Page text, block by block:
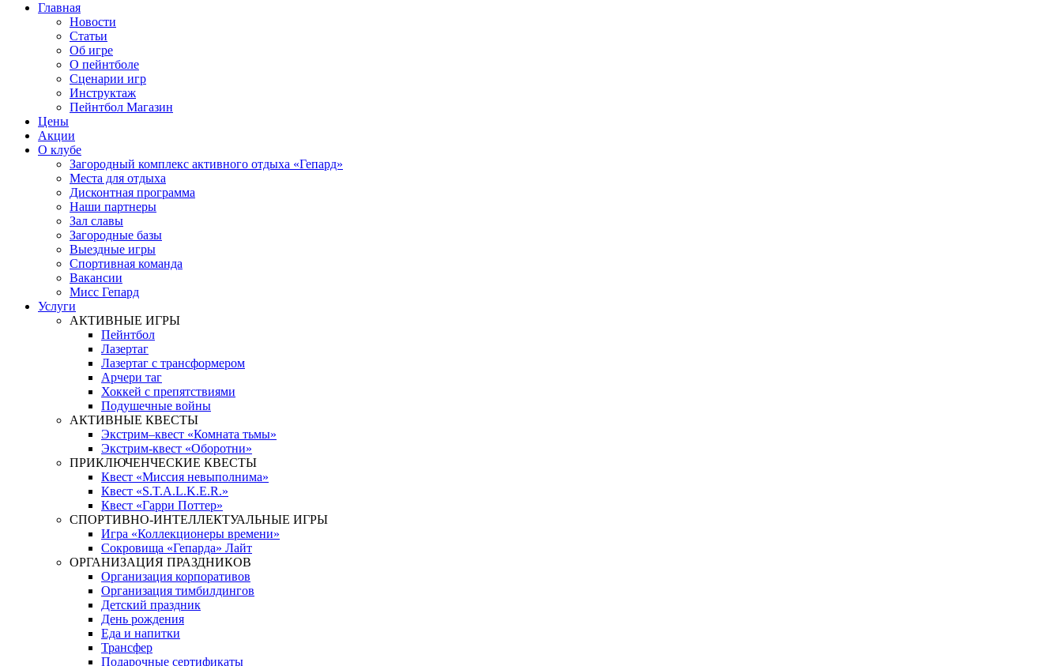
Главная
Новости
Статьи
Об игре
О пейнтболе
Сценарии игр
Инструктаж
Пейнтбол Магазин
Цены
Акции
О клубе
Загородный комплекс активного отдыха «Гепард»
Места для отдыха
Дисконтная программа
Наши партнеры
Зал славы
Загородные базы
Выездные игры
Спортивная команда
Вакансии
Мисс Гепард
Услуги
АКТИВНЫЕ ИГРЫ
Пейнтбол
Лазертаг
Лазертаг с трансформером
Арчери таг
Хоккей с препятствиями
Подушечные войны
АКТИВНЫЕ КВЕСТЫ
Экстрим–квест «Комната тьмы»
Экстрим-квест «Оборотни»
ПРИКЛЮЧЕНЧЕСКИЕ КВЕСТЫ
Квест «Миссия невыполнима»
Квест «S.T.A.L.K.E.R.»
Квест «Гарри Поттер»
СПОРТИВНО-ИНТЕЛЛЕКТУАЛЬНЫЕ ИГРЫ
Игра «Коллекционеры времени»
Сокровища «Гепарда» Лайт
ОРГАНИЗАЦИЯ ПРАЗДНИКОВ
Организация корпоративов
Организация тимбилдингов
Детский праздник
День рождения
Еда и напитки
Трансфер
Подарочные сертификаты